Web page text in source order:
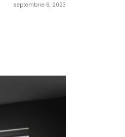
septembrie 6, 2023